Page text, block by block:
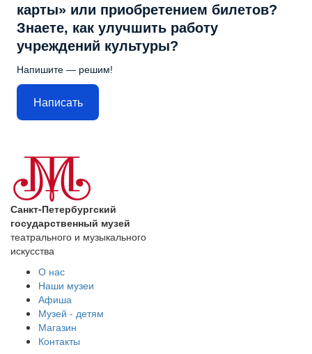
карты» или приобретением билетов?
Знаете, как улучшить работу
учреждений культуры?
Напишите — решим!
Написать
Санкт-Петербургский
государственный музей
театрального и музыкального
искусства
О нас
Наши музеи
Афиша
Музей - детям
Магазин
Контакты